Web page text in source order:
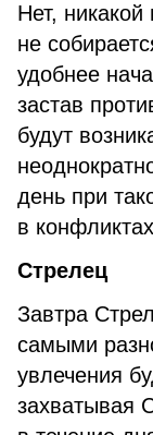
Нет,
не
удобнее
застав
будут
день при
в
Стрелец
Завтра
самыми
увлечения
захватывая